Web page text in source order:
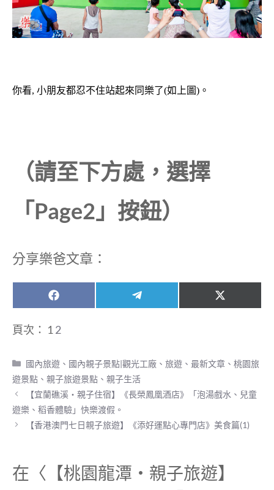
你看, 小朋友都忍不住站起來同樂了(如上圖)。
（請至下方處，選擇
「Page2」按鈕）
分享樂爸文章：
Share
on
F
a
e
o
k
Share
on
e
a
Share
on
X
(
t
r
)
頁次： 1 2
分
類
國內旅遊 、 國內親子景點|觀光工廠 、旅遊 、最新文章 、桃園旅
遊景點 、 親子旅遊景點 、 親子生活
【宜蘭礁溪‧親子住宿】《長榮鳳凰酒店》「泡湯戲水、兒童
遊樂、稻香體驗」快樂渡假。
【香港澳門七日親子旅遊】《添好運點心專門店》美食篇(1)
在〈【桃園龍潭‧親子旅遊】